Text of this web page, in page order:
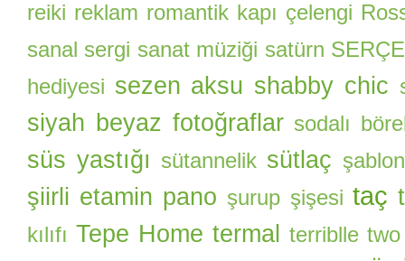
reiki reklam romantik kapı çelengi
sanal sergi sanat müziği satürn
hediyesi sezen aksu shabby chic
siyah beyaz fotoğraflar sodalı
süs yastığı sütannelik sütlaç
şiirli etamin pano şurup şişesi taç
kılıfı Tepe Home termal
terriblle two